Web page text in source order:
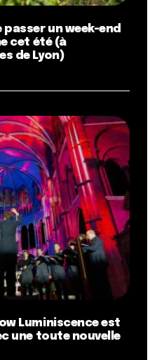
un week-end
cet été (à
de Lyon)
Luminiscence est
une toute nouvelle